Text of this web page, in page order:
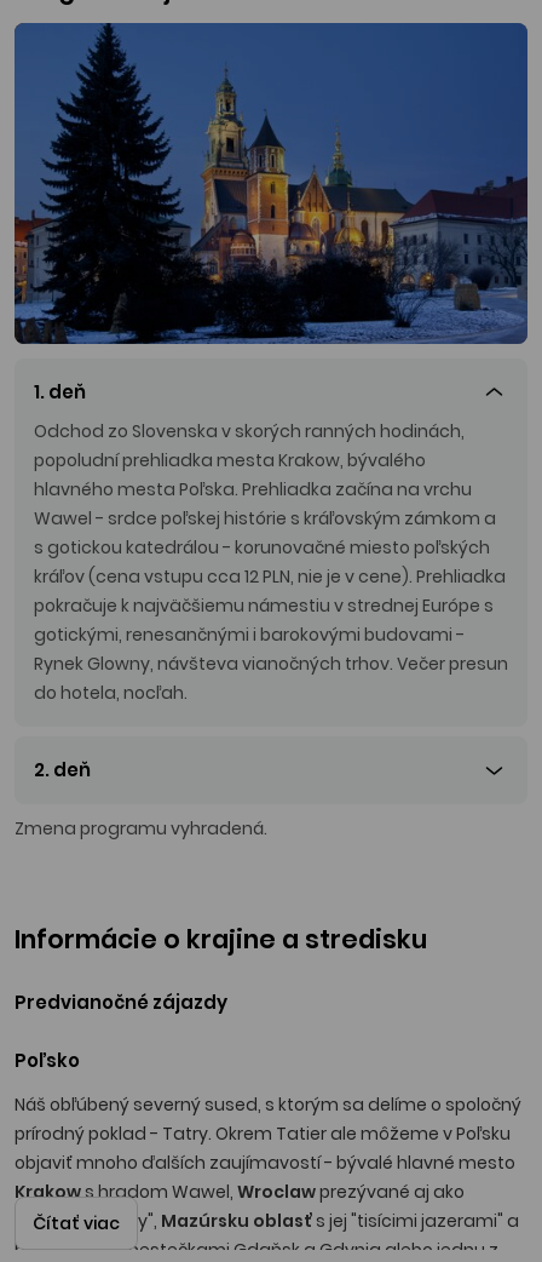
1. deň
Odchod zo Slovenska v skorých ranných hodinách,
popoludní prehliadka mesta Krakow, bývalého
hlavného mesta Poľska. Prehliadka začína na vrchu
Wawel - srdce poľskej histórie s kráľovským zámkom a
s gotickou katedrálou - korunovačné miesto poľských
kráľov (cena vstupu cca 12 PLN, nie je v cene). Prehliadka
pokračuje k najväčšiemu námestiu v strednej Európe s
gotickými, renesančnými i barokovými budovami -
Rynek Glowny, návšteva vianočných trhov. Večer presun
do hotela, nocľah.
2. deň
Zmena programu vyhradená.
Informácie o krajine a stredisku
Predvianočné zájazdy
Poľsko
Náš obľúbený severný sused, s ktorým sa delíme o spoločný
prírodný poklad - Tatry. Okrem Tatier ale môžeme v Poľsku
objaviť mnoho ďalších zaujímavostí - bývalé hlavné mesto
Krakows hradom Wawel, Wroclawprezývané aj ako
"poľské Benátky", Mazúrsku oblasť s jej "tisícimi jazerami" a
historickými mestečkami Gdaňsk a Gdynia alebo jednu z
Čítať viac